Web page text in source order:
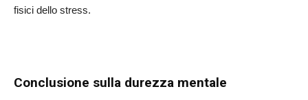
fisici dello stress.
Conclusione sulla durezza mentale